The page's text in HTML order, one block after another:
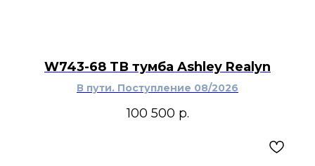
W743-68 ТВ тумба Ashley Realyn
В пути. Поступление 08/2026
100 500 р.